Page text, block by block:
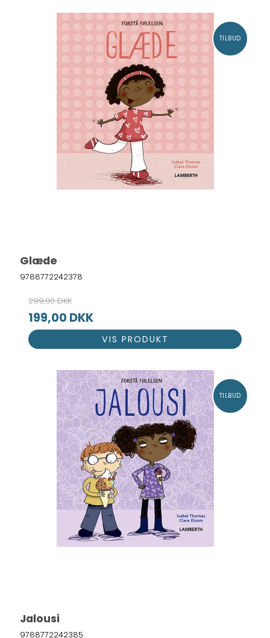
TILBUD
Glæde
9788772242378
299,00 DKK
199,00 DKK
VIS PRODUKT
TILBUD
Jalousi
9788772242385